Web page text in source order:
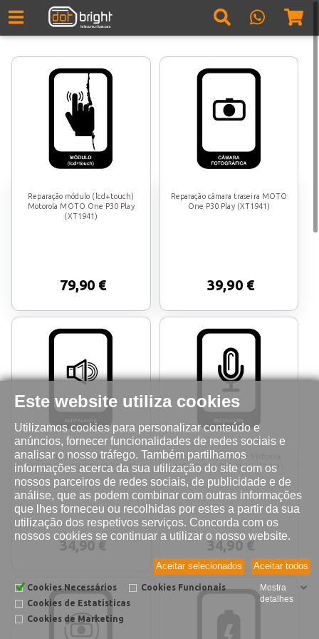
Este website utiliza cookies
Utilizamos cookies para personalizar conteúdo e
anúncios, fornecer funcionalidades de redes sociais e
analisar o nosso tráfego. Também partilhamos
informações acerca da sua utilização do site com os
nossos parceiros de redes sociais, de publicidade e de
análise, que as podem combinar com outras informações
que lhes forneceu ou recolhidas por estes a partir da sua
utilização dos respetivos serviços. Concorda com os
nossos cookies se continuar a utilizar o nosso website.
Aceitar todos
Aceitar selecionados
Cookies Necessários
Cookies Funcionais
Cookies de Estatísticas
Cookies de Marketing
Mostra
detalhes
Reparação módulo (lcd+touch)
Motorola MOTO One P30 Play
(XT1941)
79,90 €
Reparação câmara traseira MOTO
One P30 Play (XT1941)
39,90 €
Reparação altifalante Motorola
MOTO One P30 Play (XT1941)
34,90 €
Reparação microfone Motorola
MOTO One P30 Play (XT1941)
34,90 €